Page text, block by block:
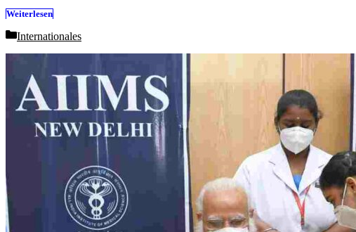
Weiterlesen
Categories
Internationales